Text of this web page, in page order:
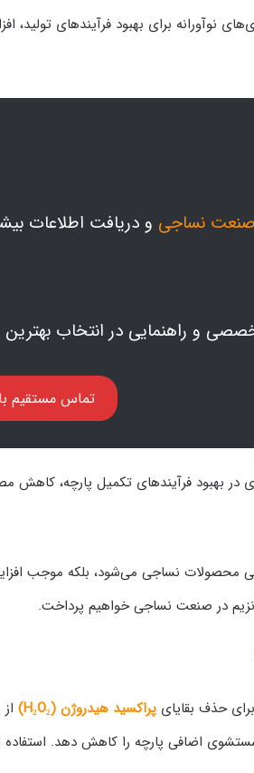
برای بهبود فرآیندهای تولید،
صنعت نساجی و دریافت اطلاعات
تخصصی و راهنمایی در انتخاب
تماس مستقیم
در بهبود فرآیندهای تکمیل پارچه،
محصولات نساجی می‌شود، بلکه موجب
آنزیم در صنعت نساجی خواهیم پرداخت.
حذف بقایای پراکسید هیدروژن (H₂O₂)
اضافی پارچه را کاهش دهد. استفاده